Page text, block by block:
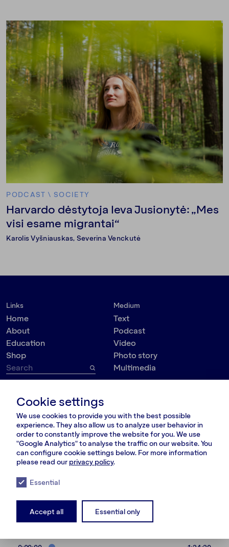
PODCAST \ SOCIETY
Harvardo dėstytoja Ieva Jusionytė: „Mes
visi esame migrantai“
Karolis Vyšniauskas, Severina Venckutė
Links
Home
About
Education
Shop
Medium
Text
Podcast
Video
Photo story
Multimedia
Topic
Society
Politics
Culture
Psychology
Personalities
Kauno g. 5-12
Vilnius 03215, Lithuania
nara@nara.lt
FOLLOW US
© VšĮ Dokumedija 2020/25.Privacy policy
Cookie settings
We use cookies to provide you with the best possible
experience. They also allow us to analyze user behavior in
order to constantly improve the website for you. We use
"Google Analytics" to analyse the traffic on our website. You
can configure cookie settings below. For more information
please read our privacy policy.
Essential
Accept all Essential only